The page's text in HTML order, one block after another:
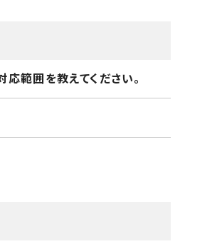
範囲を教えてください。